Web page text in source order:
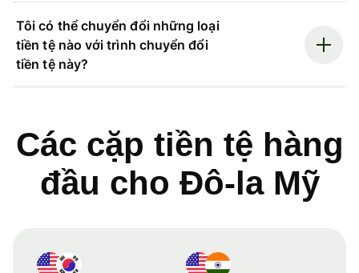
Tôi có thể chuyển đổi những loại
tiền tệ nào với trình chuyển đổi
tiền tệ này?
Các cặp tiền tệ hàng
đầu cho Đô-la Mỹ